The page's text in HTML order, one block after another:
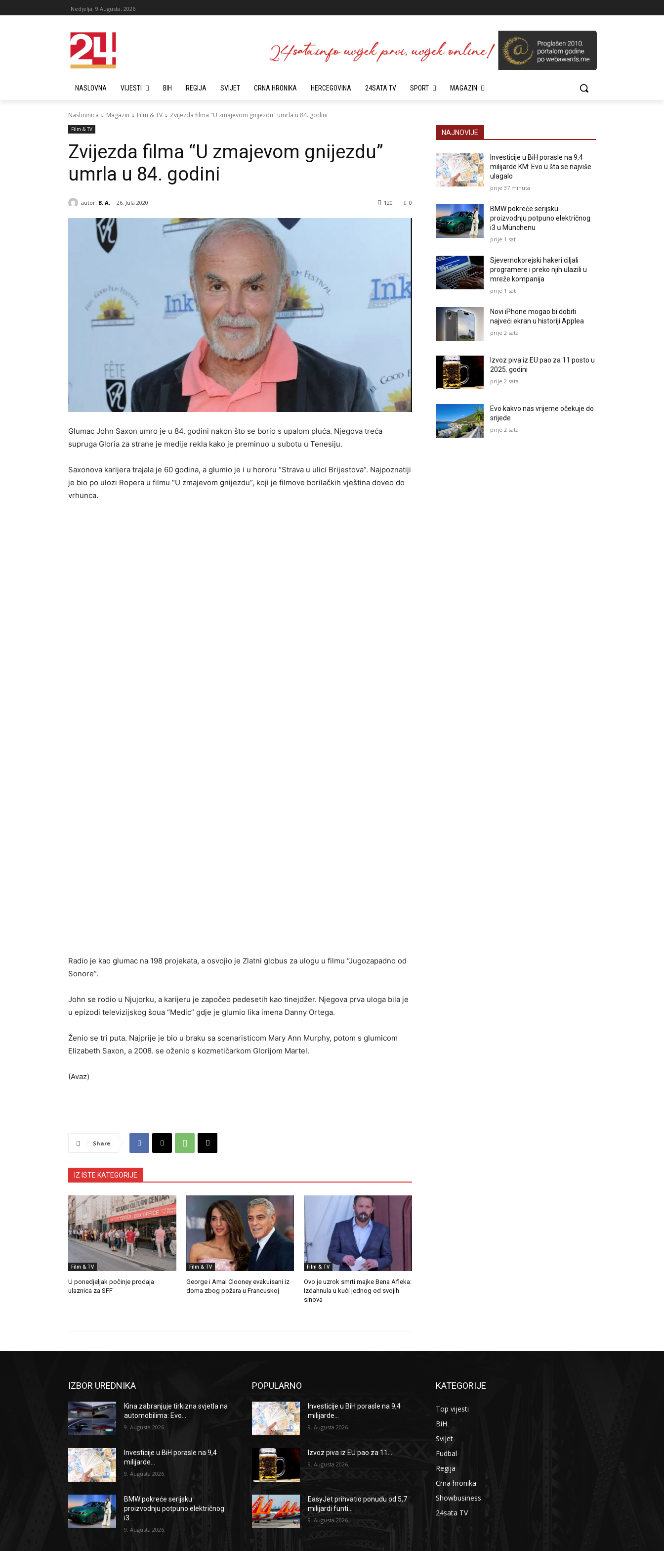
Nedjelja, 9 Augusta, 2026
NASLOVNA VIJESTI BIH REGIJA SVIJET CRNA HRONIKA HERCEGOVINA 24SATA TV SPORT MAGAZIN
Naslovnica Magazin Film & TV Zvijezda filma "U zmajevom gnijezdu" umrla u 84. godini
Film & TV
Zvijezda filma “U zmajevom gnijezdu”
umrla u 84. godini
autor: B. A. 26. Jula 2020. 0
120
Glumac John Saxon umro je u 84. godini nakon što se borio s upalom pluća. Njegova treća
supruga Gloria za strane je medije rekla kako je preminuo u subotu u Tenesiju.
Saxonova karijera trajala je 60 godina, a glumio je i u hororu “Strava u ulici Brijestova”. Najpoznatiji
je bio po ulozi Ropera u filmu “U zmajevom gnijezdu”, koji je filmove borilačkih vještina doveo do
vrhunca.
Radio je kao glumac na 198 projekata, a osvojio je Zlatni globus za ulogu u filmu “Jugozapadno od
Sonore”.
John se rodio u Njujorku, a karijeru je započeo pedesetih kao tinejdžer. Njegova prva uloga bila je
u epizodi televizijskog šoua “Medic” gdje je glumio lika imena Danny Ortega.
Ženio se tri puta. Najprije je bio u braku sa scenaristicom Mary Ann Murphy, potom s glumicom
Elizabeth Saxon, a 2008. se oženio s kozmetičarkom Glorijom Martel.
(Avaz)
Share
IZ ISTE KATEGORIJE
Film & TV
U ponedjeljak počinje prodaja
ulaznica za SFF
Film & TV
George i Amal Clooney evakuisani iz
doma zbog požara u Francuskoj
Film & TV
Ovo je uzrok smrti majke Bena Afleka:
Izdahnula u kući jednog od svojih
sinova
NAJNOVIJE
Investicije u BiH porasle na 9,4
milijarde KM: Evo u šta se najviše
ulagalo
prije 37 minuta
BMW pokreće serijsku
proizvodnju potpuno električnog
i3 u Münchenu
prije 1 sat
Sjevernokorejski hakeri ciljali
programere i preko njih ulazili u
mreže kompanija
prije 1 sat
Novi iPhone mogao bi dobiti
najveći ekran u historiji Applea
prije 2 sata
Izvoz piva iz EU pao za 11 posto u
2025. godini
prije 2 sata
Evo kakvo nas vrijeme očekuje do
srijede
prije 2 sata
IZBOR UREDNIKA
Kina zabranjuje tirkizna svjetla na
automobilima: Evo...
9. Augusta 2026.
Investicije u BiH porasle na 9,4
milijarde...
9. Augusta 2026.
BMW pokreće serijsku
proizvodnju potpuno električnog
i3...
9. Augusta 2026.
POPULARNO
Investicije u BiH porasle na 9,4
milijarde...
9. Augusta 2026.
Izvoz piva iz EU pao za 11...
9. Augusta 2026.
EasyJet prihvatio ponudu od 5,7
milijardi funti...
9. Augusta 2026.
KATEGORIJE
Top vijesti
BiH
Svijet
Fudbal
Regija
Crna hronika
Showbusiness
24sata TV